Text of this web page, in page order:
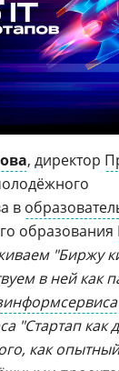
, директор
в
образования
"Биржу
в ней как
"Стартап как
как